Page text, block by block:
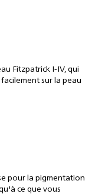
Fitzpatrick I-IV, qui
sur la peau
pour la pigmentation
ce que vous